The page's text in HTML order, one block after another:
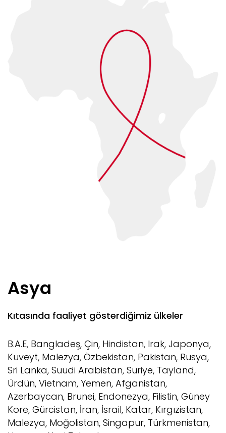
KOSOVA
LİTVANYA
NORVEÇ
YUNANİSTAN
AVUSTRALYA
İRAN
JAPONYA
Asya
Kıtasında faaliyet gösterdiğimiz ülkeler
B.A.E, Bangladeş, Çin, Hindistan, Irak, Japonya,
Kuveyt, Malezya, Özbekistan, Pakistan, Rusya,
Sri Lanka, Suudi Arabistan, Suriye, Tayland,
Ürdün, Vietnam, Yemen, Afganistan,
Azerbaycan, Brunei, Endonezya, Filistin, Güney
Kore, Gürcistan, İran, İsrail, Katar, Kırgızistan,
Malezya, Moğolistan, Singapur, Türkmenistan,